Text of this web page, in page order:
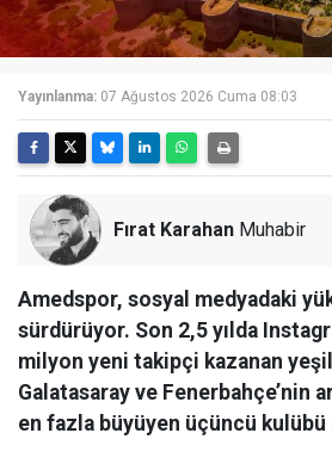
Yayınlanma: 07 Ağustos 2026 Cuma 08:03
Fırat Karahan Muhabir
Amedspor, sosyal medyadaki
sürdürüyor. Son 2,5 yılda
milyon yeni takipçi kazanan
Galatasaray ve Fenerbahçe’nin
en fazla büyüyen üçüncü kulübü